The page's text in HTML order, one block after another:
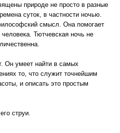
природе не просто в разные
суток, в частности ночью.
смысл. Она помогает
Тютчевская ночь не
Он умеет найти в самых
то, что служит точнейшим
и описать это простым
струи.